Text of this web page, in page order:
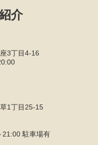
介
3丁目4‐16
1丁目25-15
21:00 駐車場有